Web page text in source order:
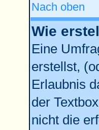
Nach oben
Wie
Eine
erstellst,
Erlaubnis
der
nicht die